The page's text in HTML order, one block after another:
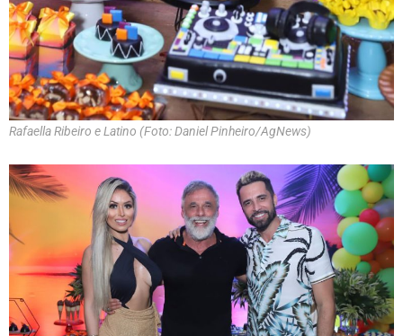
Rafaella Ribeiro e Latino (Foto: Daniel Pinheiro/AgNews)